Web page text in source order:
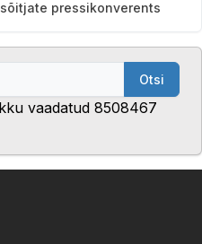
sõitjate pressikonverents
Otsi
vaadatud 8508467